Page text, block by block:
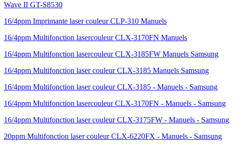
Wave II GT-S8530
16/4ppm Imprimante laser couleur CLP-310 Manuels
16/4ppm Multifonction lasercouleur CLX-3170FN Manuels
16/4ppm Multifonction lasercouleur CLX-3185FW Manuels Samsung
16/4ppm Multifonction laser couleur CLX-3185 Manuels Samsung
16/4ppm Multifonction laser couleur CLX-3185 - Manuels - Samsung
16/4ppm Multifonction lasercouleur CLX-3170FN - Manuels - Samsung
16/4ppm Multifonction laser couleur CLX-3175FW - Manuels - Samsung
20ppm Multifonction laser couleur CLX-6220FX - Manuels - Samsung